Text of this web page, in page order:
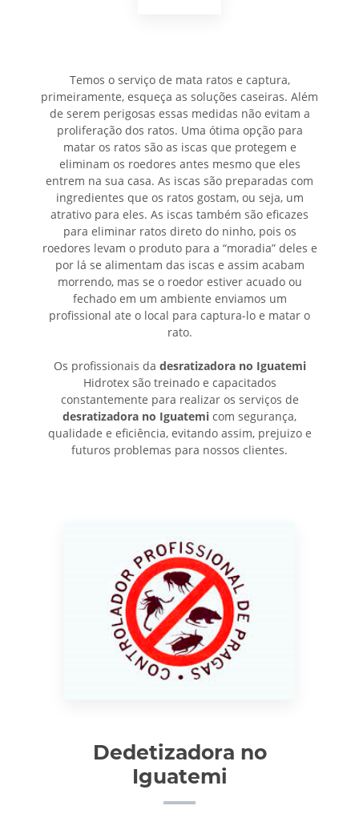
Temos o serviço de mata ratos e captura,
primeiramente, esqueça as soluções caseiras. Além
de serem perigosas essas medidas não evitam a
proliferação dos ratos. Uma ótima opção para
matar os ratos são as iscas que protegem e
eliminam os roedores antes mesmo que eles
entrem na sua casa. As iscas são preparadas com
ingredientes que os ratos gostam, ou seja, um
atrativo para eles. As iscas também são eficazes
para eliminar ratos direto do ninho, pois os
roedores levam o produto para a “moradia” deles e
por lá se alimentam das iscas e assim acabam
morrendo, mas se o roedor estiver acuado ou
fechado em um ambiente enviamos um
profissional ate o local para captura-lo e matar o
rato.
Os profissionais da desratizadora no Iguatemi
Hidrotex são treinado e capacitados
constantemente para realizar os serviços de
desratizadora no Iguatemi com segurança,
qualidade e eficiência, evitando assim, prejuizo e
futuros problemas para nossos clientes.
Dedetizadora no
Iguatemi